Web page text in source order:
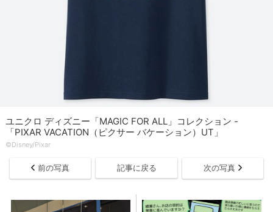
ユニクロ ディズニー「MAGIC FOR ALL」コレクション -
「PIXAR VACATION（ピクサー バケーション）UT」
©Disney/Pixar
前の写真 記事に戻る 次の写真